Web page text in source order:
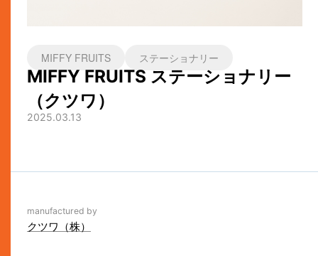
MIFFY FRUITS ステーショナリー
MIFFY FRUITS ステーショナリー
（クツワ）
2025.03.13
manufactured by
クツワ（株）